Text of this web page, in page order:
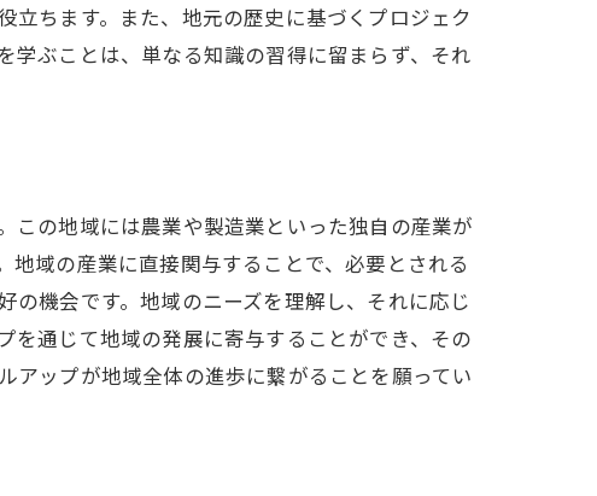
立ちます。また、地元の歴史に基づくプロジェク
学ぶことは、単なる知識の習得に留まらず、それ
この地域には農業や製造業といった独自の産業が
域の産業に直接関与することで、必要とされる
機会です。地域のニーズを理解し、それに応じ
を通じて地域の発展に寄与することができ、その
アップが地域全体の進歩に繋がることを願ってい